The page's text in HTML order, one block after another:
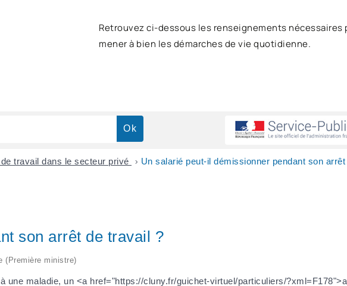
Retrouvez ci-dessous les renseignements nécessaires
mener à bien les démarches de vie quotidienne.
travail dans le secteur privé > Un salarié peut-il démissionner pendant son arrêt
son arrêt de travail ?
(Première ministre)
une maladie, un <a href="https://cluny.fr/guichet-virtuel/particuliers/